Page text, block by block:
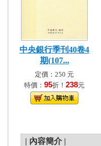
中央銀行季刊40卷4
期(107...
定價：250 元
特價： 95折！ 238元
| 內容簡介 |